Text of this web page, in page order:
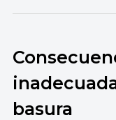
basura